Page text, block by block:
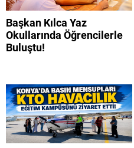
Başkan Kılca Yaz
Okullarında Öğrencilerle
Buluştu!